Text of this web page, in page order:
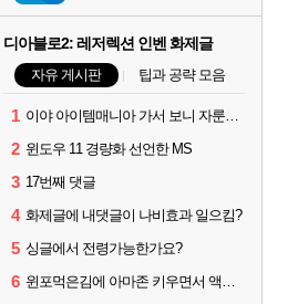
디아블로2: 레저렉션 인벤 화제글
자유 게시판 팁과 공략 모음
1 이야 아이템매니아 가서 보니 자룬이 뭐 3~4000원 하네요?
2 윈도우 11 경량화 선언한 MS
3 17번째 댓글
4 화제글에 내댓글이 나비효과 일으킴?
5 싱글에서 전령가능한가요?
6 윈포먹은김에 아마존 키우면서 액트미는데 자룬이?